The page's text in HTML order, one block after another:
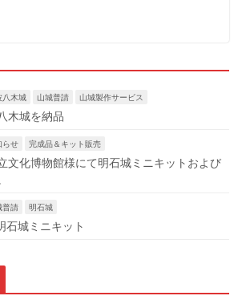
八木城 山城普請 山城製作サービス
木城を納品
らせ 完成品＆キット販売
文化博物館様にて明石城ミニキットおよび
普請 明石城
石城ミニキット